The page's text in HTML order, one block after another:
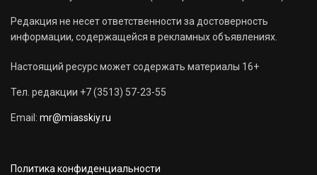
Редакция не несет ответственности за достоверность
информации, содержащейся в рекламных объявлениях.
Настоящий ресурс может содержать материалы 16+
Тел. редакции +7 (3513) 57-23-55
Email: mr@miasskiy.ru
Политика конфиденциальности